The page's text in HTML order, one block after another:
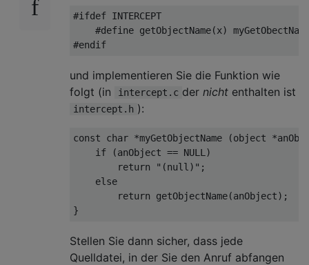
#ifdef INTERCEPT
#define getObjectName(x)
#endif
und implementieren Sie die Funktion wie
folgt (in
intercept.c der nicht enthalten ist
intercept.h ):
const char *myGetObjectName
(object
if (anObject == NULL )
return
"(null)" ;
else
return getObjectName(anObject);
Stellen Sie dann sicher, dass jede
Quelldatei, in der Sie den Anruf abfangen